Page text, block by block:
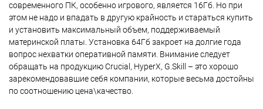
современного ПК, особенно игрового, является 16Гб. Но при
этом не надо и впадать в другую крайность и стараться купить
и установить максимальный объем, поддерживаемый
материнской платы. Установка 64Гб закроет на долгие года
вопрос нехватки оперативной памяти. Внимание следует
обращать на продукцию Crucial, HyperX, G.Skill – это хорошо
зарекомендовавшие себя компании, которые весьма достойны
по соотношению цена\качество.